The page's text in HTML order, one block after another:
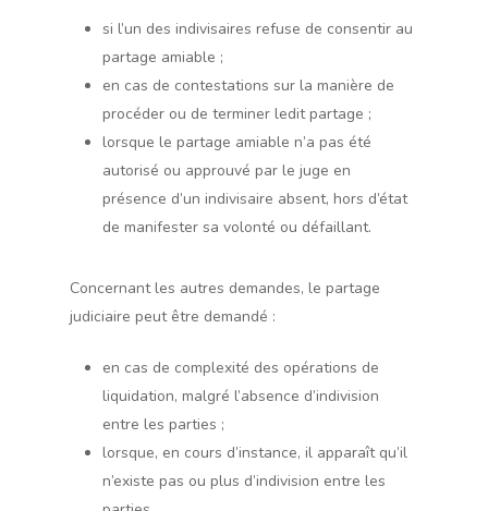
si l’un des indivisaires refuse de consentir au
partage amiable ;
en cas de contestations sur la manière de
procéder ou de terminer ledit partage ;
lorsque le partage amiable n’a pas été
autorisé ou approuvé par le juge en
présence d’un indivisaire absent, hors d’état
de manifester sa volonté ou défaillant.
Concernant les autres demandes, le partage
judiciaire peut être demandé :
en cas de complexité des opérations de
liquidation, malgré l’absence d’indivision
entre les parties ;
lorsque, en cours d’instance, il apparaît qu’il
n’existe pas ou plus d’indivision entre les